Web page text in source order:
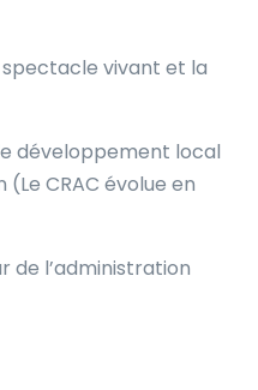
vivant et la
développement local
CRAC évolue en
de l’administration